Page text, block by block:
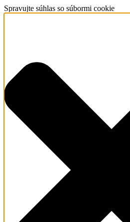
Spravujte súhlas so súbormi cookie